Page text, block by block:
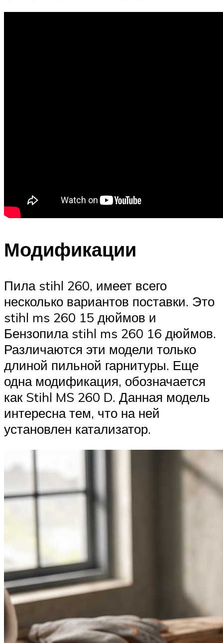
Модификации
Пила stihl 260, имеет всего
несколько вариантов поставки. Это
stihl ms 260 15 дюймов и
Бензопила stihl ms 260 16 дюймов.
Различаются эти модели только
длиной пильной гарнитуры. Еще
одна модификация, обозначается
как Stihl MS 260 D. Данная модель
интересна тем, что на ней
установлен катализатор.